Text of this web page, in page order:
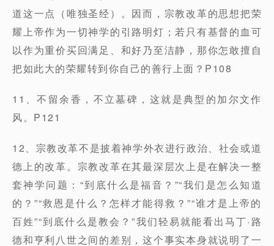
道这一点（唯独圣经）。因而，宗教改革的思想把荣
耀上帝作为一切神学的引路明灯；若只有基督的血可
以作为重价买回满足、和好乃至洁静，那你怎敢擅自
把如此大的荣耀转到你自己的善行上面？P108
11、不留余香，不立墓碑，这就是典型的加尔文作
风。P121
12、宗教改革不是披着神学外衣进行政治、社会或道
德上的改革。宗教改革在其最深层次上是在解决一整
套神学问题：“到底什么是福音？”“我们是怎么知道
的？”“救恩是什么？怎样才能得救？”“谁才是上帝的
百姓”“到底什么是教会？”我们轻易就能看出马丁·路
德和亨利八世之间的差别，这个事实本身就说明了一